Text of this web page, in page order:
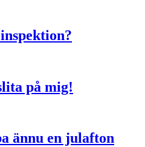
på mig!
ännu en julafton